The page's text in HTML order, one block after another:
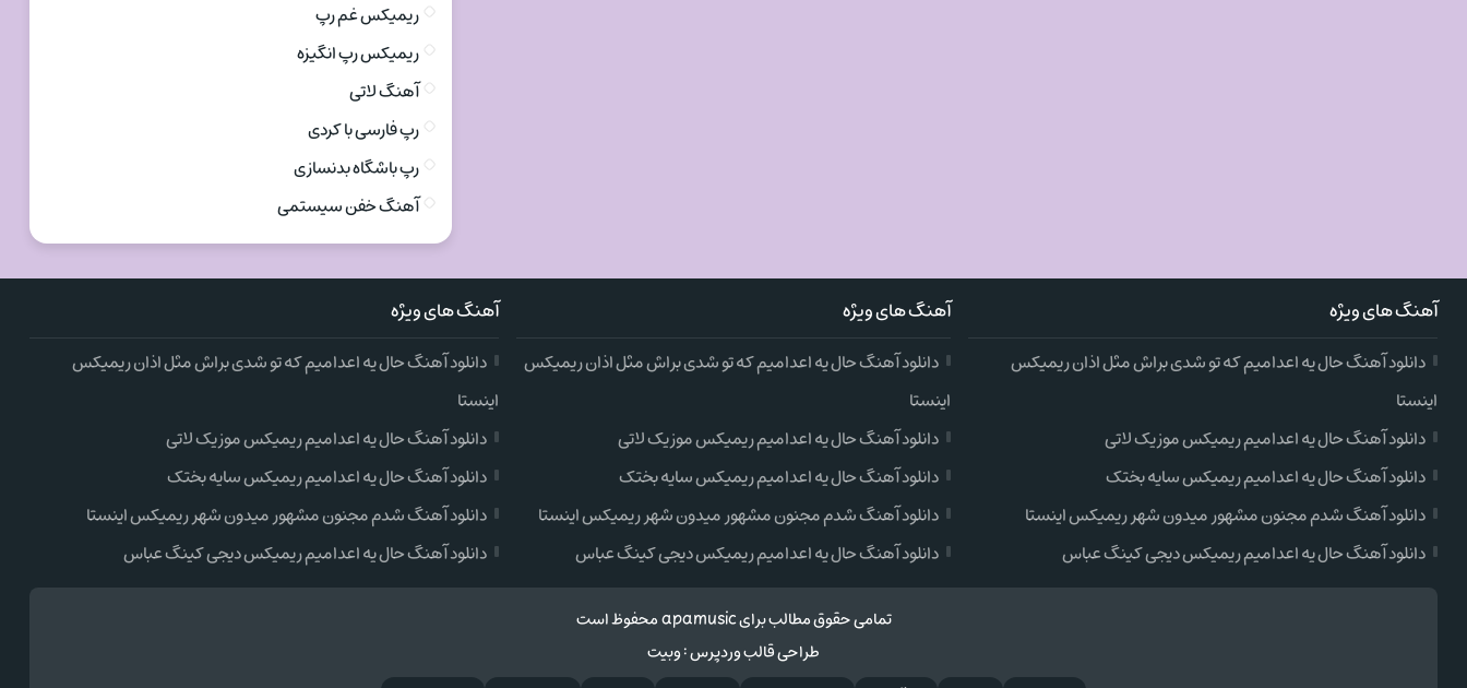
ریمیکس غم رپ
ریمیکس رپ انگیزه
آهنگ لاتی
رپ فارسی با کردی
رپ باشگاه بدنسازی
آهنگ خفن سیستمی
آهنگ های ویژه
دانلود آهنگ حال یه اعدامیم که تو شدی براش مثل اذان ریمیکس
اینستا
دانلود آهنگ حال یه اعدامیم ریمیکس موزیک لاتی
دانلود آهنگ حال یه اعدامیم ریمیکس سایه بختک
دانلود آهنگ شدم مجنون مشهور میدون شهر ریمیکس اینستا
دانلود آهنگ حال یه اعدامیم ریمیکس دیجی کینگ عباس
آهنگ های ویژه
دانلود آهنگ حال یه اعدامیم که تو شدی براش مثل اذان ریمیکس
اینستا
دانلود آهنگ حال یه اعدامیم ریمیکس موزیک لاتی
دانلود آهنگ حال یه اعدامیم ریمیکس سایه بختک
دانلود آهنگ شدم مجنون مشهور میدون شهر ریمیکس اینستا
دانلود آهنگ حال یه اعدامیم ریمیکس دیجی کینگ عباس
آهنگ های ویژه
دانلود آهنگ حال یه اعدامیم که تو شدی براش مثل اذان ریمیکس
اینستا
دانلود آهنگ حال یه اعدامیم ریمیکس موزیک لاتی
دانلود آهنگ حال یه اعدامیم ریمیکس سایه بختک
دانلود آهنگ شدم مجنون مشهور میدون شهر ریمیکس اینستا
دانلود آهنگ حال یه اعدامیم ریمیکس دیجی کینگ عباس
تمامی حقوق مطالب برای apamusic محفوظ است
طراحی قالب وردپرس:وبیت